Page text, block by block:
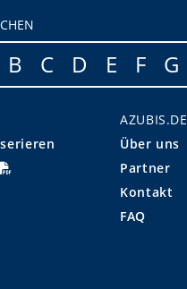
B C D E F G
AZUBIS.DE
Über uns
Partner
Kontakt
FAQ